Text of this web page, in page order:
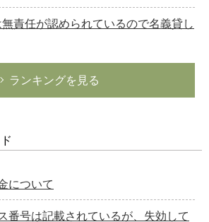
無責任が認められているので名義貸し
ランキングを見る
について
番号は記載されているが、失効して